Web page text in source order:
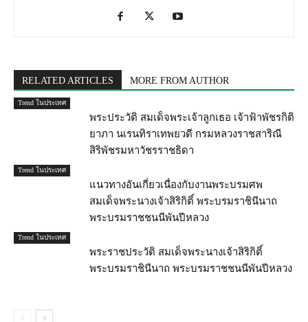
RELATED ARTICLES MORE FROM AUTHOR
Trend ในประเทศ
พระประวัติ สมเด็จพระเจ้าลูกเธอ เจ้าฟ้าพัชรกิติ
ยาภา นเรนทิราเทพยวดี กรมหลวงราชสาริณี
สิริพัชรมหาวัชรราชธิดา
Trend ในประเทศ
แนวทางอันเกี่ยวเนื่องกับงานพระบรมศพ
สมเด็จพระนางเจ้าสิริกิติ์ พระบรมราชินีนาถ
พระบรมราชชนนีพันปีหลวง
Trend ในประเทศ
พระราชประวัติ สมเด็จพระนางเจ้าสิริกิติ์
พระบรมราชินีนาถ พระบรมราชชนนีพันปีหลวง